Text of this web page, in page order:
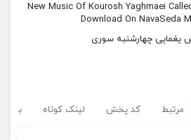
New Music Of Kourosh Yaghmaei
Download On NavaSeda
مرتبط کد پخش لینک کوتاه